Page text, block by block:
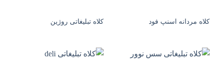
کلاه مردانه اسنپ فود کلاه تبلیغاتی روژین